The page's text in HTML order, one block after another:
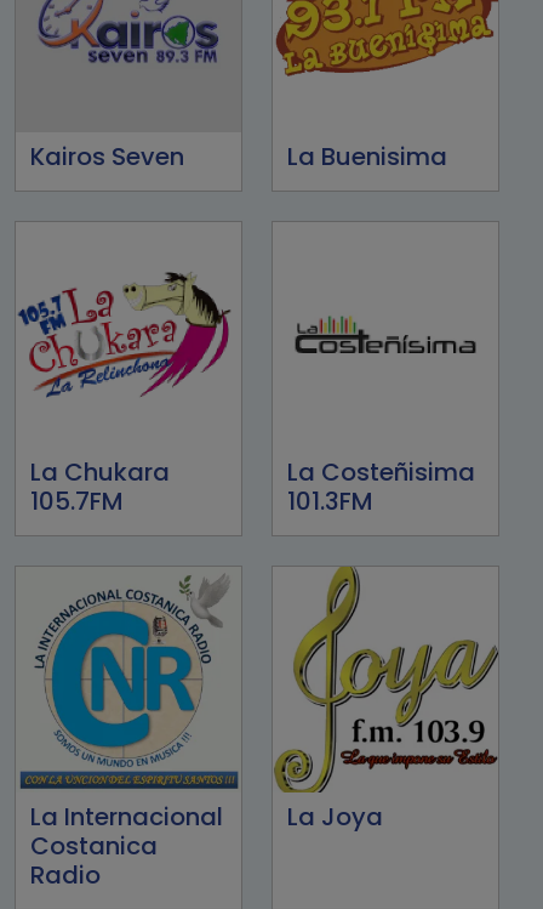
Kairos Seven La Buenisima
La Chukara
105.7FM
La Costeñisima
101.3FM
La Internacional
Costanica
Radio
La Joya